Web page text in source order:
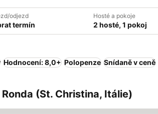
odjezd
termín
Hosté a pokoje
2 hosté, 1 pokoj
Hodnocení: 8,0+ Polopenze Snídaně v ceně
(St. Christina, Itálie)